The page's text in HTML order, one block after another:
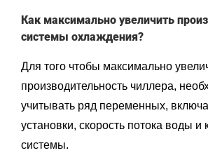
Как максимально увеличить
системы охлаждения?
Для того чтобы максимально
производительность чиллера,
учитывать ряд переменных,
установки, скорость потока воды и
системы.